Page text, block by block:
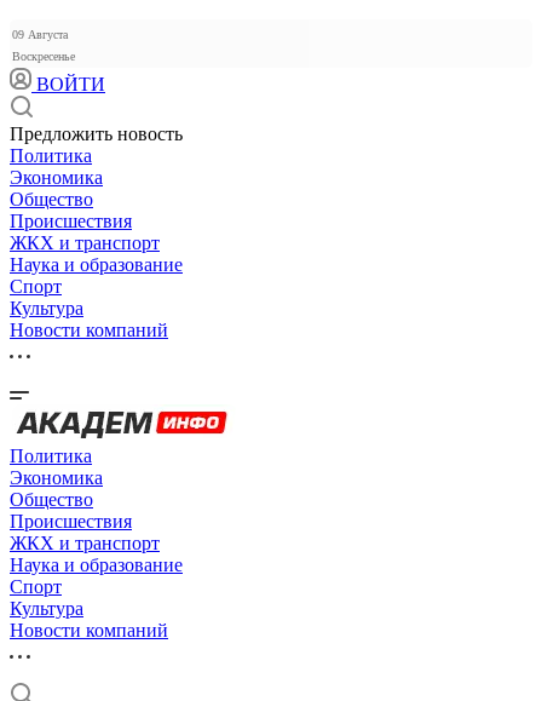
09 Августа
Воскресенье
ВОЙТИ
Предложить новость
Политика
Экономика
Общество
Происшествия
ЖКХ и транспорт
Наука и образование
Спорт
Культура
Новости компаний
Политика
Экономика
Общество
Происшествия
ЖКХ и транспорт
Наука и образование
Спорт
Культура
Новости компаний